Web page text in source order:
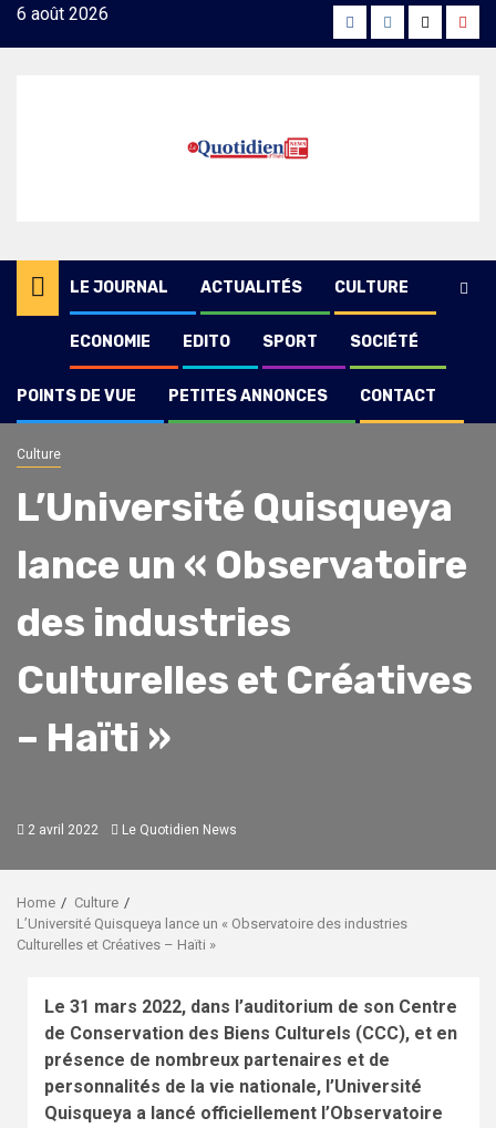
Skip6 août 2026 FacebookInstagram
Twitter
LE JOURNAL ACTUALITÉS CULTURE
ECONOMIE EDITO SPORT SOCIÉTÉ
POINTS DE VUE PETITES ANNONCES CONTACT
Culture
L’Université Quisqueya
lance un « Observatoire
des industries
Culturelles et Créatives
– Haïti »
2 avril 2022 Le Quotidien News
Home
Culture
L’Université Quisqueya lance un « Observatoire des industries
Culturelles et Créatives – Haïti »
Le 31 mars 2022, dans l’auditorium de son Centre
de Conservation des Biens Culturels (CCC), et en
présence de nombreux partenaires et de
personnalités de la vie nationale, l’Université
Quisqueya a lancé officiellement l’Observatoire